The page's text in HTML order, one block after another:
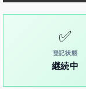
✅
登記状態
継続中